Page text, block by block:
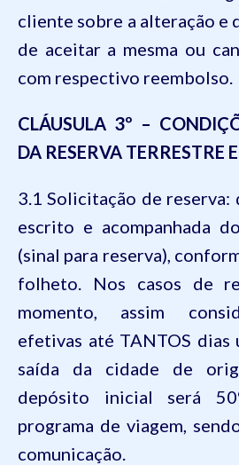
cliente sobre a alteração e
de aceitar a mesma ou
com respectivo reembolso.
CLÁUSULA 3º –
DA RESERVA TERRESTRE
3.1 Solicitação de
escrito e acompanhada
(sinal para reserva),
folheto. Nos casos de
momento, assim
efetivas até TANTOS dias
saída da cidade de
depósito inicial será
programa de viagem,
comunicação.